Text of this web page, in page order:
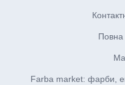
Повна
Farba market: фарби,